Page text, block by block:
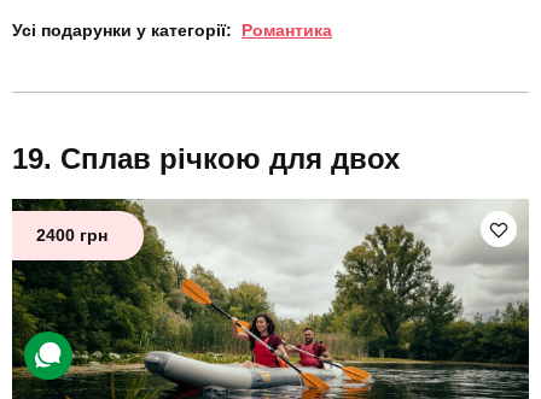
Усі подарунки у категорії: Романтика
Сплав річкою для двох
2400 грн